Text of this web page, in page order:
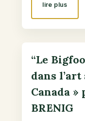
lire plus
“Le
dans
Canada »
BRENIG